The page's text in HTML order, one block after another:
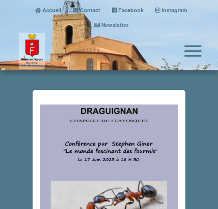
Accueil Contact Facebook
Instagram
Newsletter